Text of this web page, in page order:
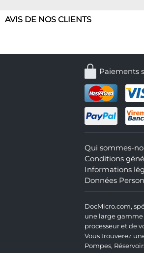
AVIS DE NOS CLIENTS
Paiements
Qui sommes-
Conditions
Informations
Données
DocMicro.com,
une large gamme
processeur et de
Vous trouverez
Pompes,